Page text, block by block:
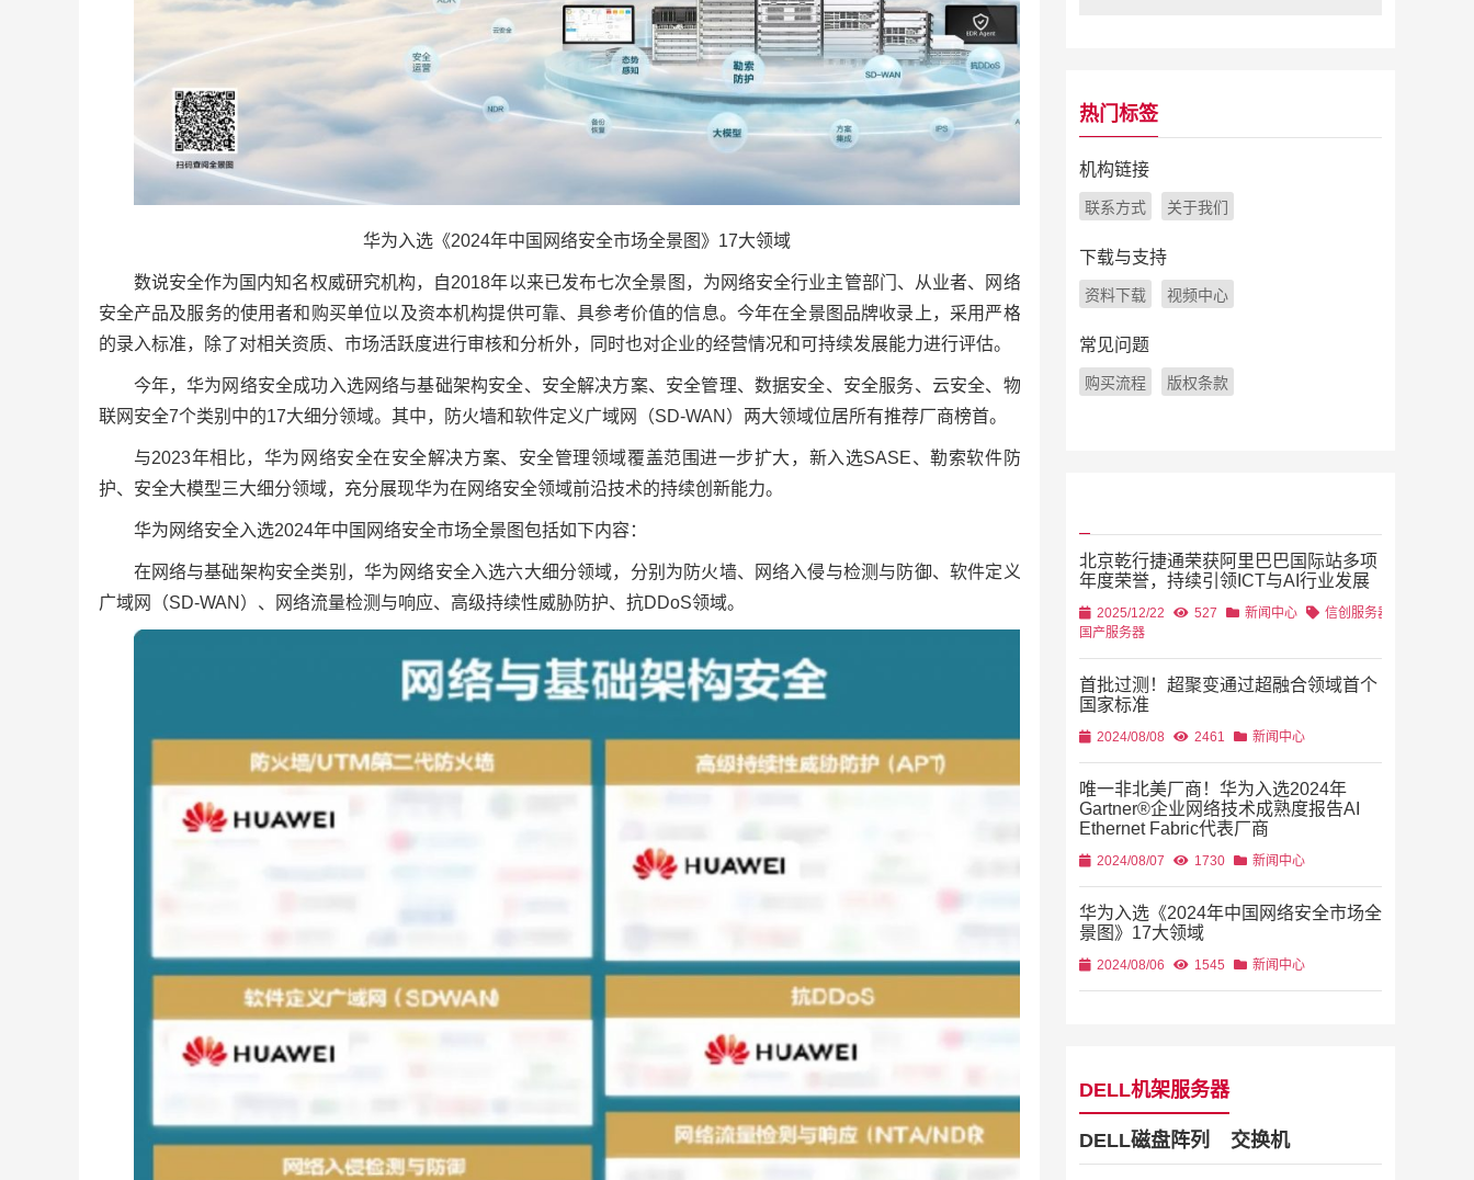
华为入选《2024年中国网络安全市场全景图》17大领域
数说安全作为国内知名权威研究机构，自2018年以来已发布七次全景图，为网络安全行业主管部门、从业者、网络
安全产品及服务的使用者和购买单位以及资本机构提供可靠、具参考价值的信息。今年在全景图品牌收录上，采用严格
的录入标准，除了对相关资质、市场活跃度进行审核和分析外，同时也对企业的经营情况和可持续发展能力进行评估。
今年，华为网络安全成功入选网络与基础架构安全、安全解决方案、安全管理、数据安全、安全服务、云安全、物
联网安全7个类别中的17大细分领域。其中，防火墙和软件定义广域网（SD-WAN）两大领域位居所有推荐厂商榜首。
与2023年相比，华为网络安全在安全解决方案、安全管理领域覆盖范围进一步扩大，新入选SASE、勒索软件防
护、安全大模型三大细分领域，充分展现华为在网络安全领域前沿技术的持续创新能力。
华为网络安全入选2024年中国网络安全市场全景图包括如下内容：
在网络与基础架构安全类别，华为网络安全入选六大细分领域，分别为防火墙、网络入侵与检测与防御、软件定义
广域网（SD-WAN）、网络流量检测与响应、高级持续性威胁防护、抗DDoS领域。
热门标签
机构链接
联系方式 关于我们
下载与支持
资料下载 视频中心
常见问题
购买流程 版权条款
北京乾行捷通荣获阿里巴巴国际站多项
年度荣誉，持续引领ICT与AI行业发展
2025/12/22 527 新闻中心
信创服务器
国产服务器
首批过测！超聚变通过超融合领域首个
国家标准
2024/08/08 2461 新闻中心
唯一非北美厂商！华为入选2024年
Gartner®企业网络技术成熟度报告AI
Ethernet Fabric代表厂商
2024/08/07 1730 新闻中心
华为入选《2024年中国网络安全市场全
景图》17大领域
2024/08/06 1545 新闻中心
DELL机架服务器
DELL磁盘阵列 交换机